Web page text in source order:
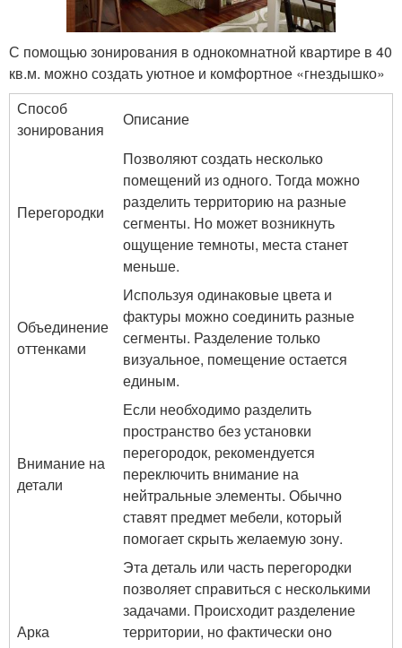
С помощью зонирования в однокомнатной квартире в 40
кв.м. можно создать уютное и комфортное «гнездышко»
Способ
зонирования
Описание
Перегородки
Позволяют создать несколько
помещений из одного. Тогда можно
разделить территорию на разные
сегменты. Но может возникнуть
ощущение темноты, места станет
меньше.
Объединение
оттенками
Используя одинаковые цвета и
фактуры можно соединить разные
сегменты. Разделение только
визуальное, помещение остается
единым.
Внимание на
детали
Если необходимо разделить
пространство без установки
перегородок, рекомендуется
переключить внимание на
нейтральные элементы. Обычно
ставят предмет мебели, который
помогает скрыть желаемую зону.
Арка
Эта деталь или часть перегородки
позволяет справиться с несколькими
задачами. Происходит разделение
территории, но фактически оно